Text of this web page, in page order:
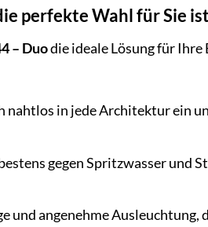
perfekte Wahl für Sie ist
– Duodie ideale Lösung für
nahtlos in jede Architektur ein
gegen Spritzwasser und
angenehme Ausleuchtung,